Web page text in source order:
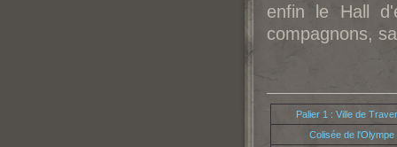
enfin le Hall
compagnons,
Palier 1 : Ville de
Colisée de l'Olympe